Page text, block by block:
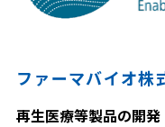
ファーマバイオ株
再生医療等製品の開発